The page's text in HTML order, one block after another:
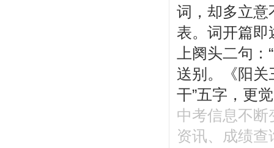
词，却多立意
表。词开篇即
上阕头二句
送别。《阳关
干”五字，更
中考信息不
资讯、成绩